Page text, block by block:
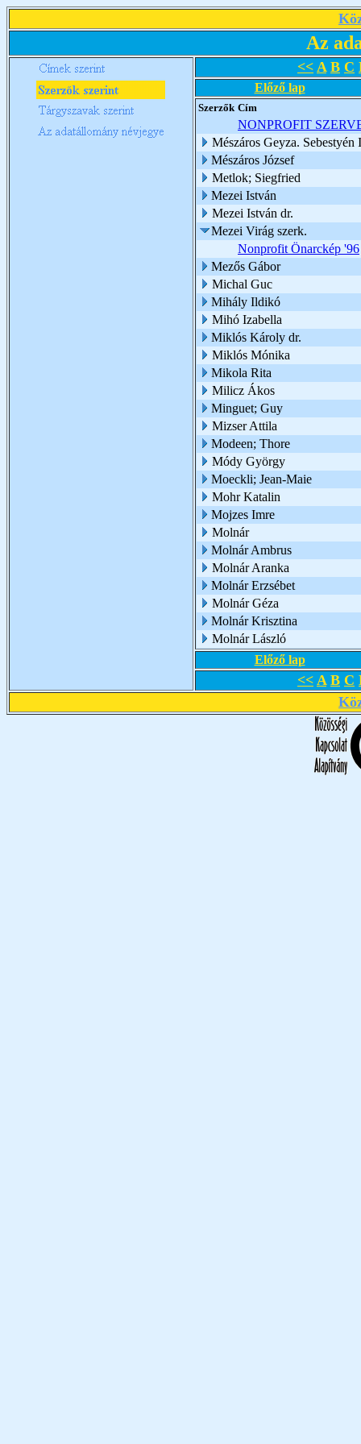
Az
<< A B C
Előző lap
Szerzők Cím
NONPROFIT
Mészáros Geyza. Sebestyén
Mészáros József
Metlok; Siegfried
Mezei István
Mezei István dr.
Mezei Virág szerk.
Nonprofit Önarckép '96
Mezős Gábor
Michal Guc
Mihály Ildikó
Mihó Izabella
Miklós Károly dr.
Miklós Mónika
Mikola Rita
Milicz Ákos
Minguet; Guy
Mizser Attila
Modeen; Thore
Módy György
Moeckli; Jean-Maie
Mohr Katalin
Mojzes Imre
Molnár
Molnár Ambrus
Molnár Aranka
Molnár Erzsébet
Molnár Géza
Molnár Krisztina
Molnár László
Előző lap
<< A B C